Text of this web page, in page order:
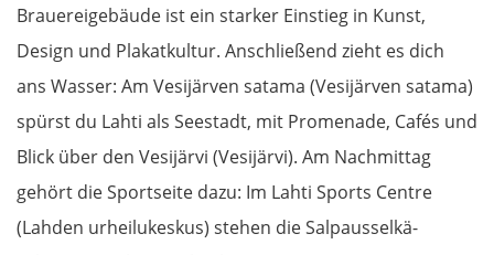
Brauereigebäude ist ein starker Einstieg in Kunst,
Design und Plakatkultur. Anschließend zieht es dich
ans Wasser: Am Vesijärven satama (Vesijärven satama)
spürst du Lahti als Seestadt, mit Promenade, Cafés und
Blick über den Vesijärvi (Vesijärvi). Am Nachmittag
gehört die Sportseite dazu: Im Lahti Sports Centre
(Lahden urheilukeskus) stehen die Salpausselkä-
Beroun
Pilsen
Deutschland Süd